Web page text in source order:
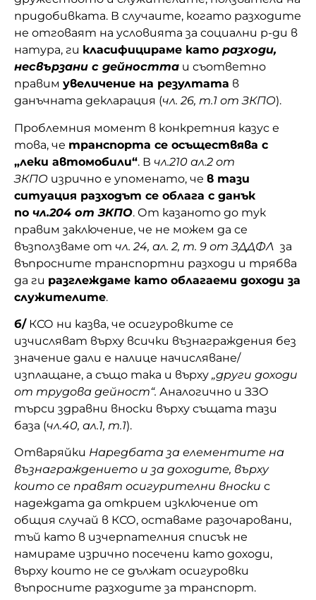
придобивката. В случаите, когато разходите
не отговаят на условията за социални р-ди в
натура, ги класифицираме като разходи,
несвързани с дейността и съответно
правим увеличение на резултата в
данъчната декларация (чл. 26, т.1 от ЗКПО).
Проблемния момент в конкретния казус е
това, че транспорта се осъществява с
„леки автомобили“. В чл.210 ал.2 от
ЗКПО изрично е упоменато, че в тази
ситуация разходът се облага с данък
по чл.204 от ЗКПО. От казаното до тук
правим заключение, че не можем да се
възползваме от чл. 24, ал. 2, т. 9 от ЗДДФЛ за
въпросните транспортни разходи и трябва
да ги разглеждаме като облагаеми доходи за
служителите.
б/КСО ни казва, че осигуровките се
изчисляват върху всички възнаграждения без
значение дали е налице начисляване/
изплащане, а също така и върху „други доходи
от трудова дейност“. Аналогично и ЗЗО
търси здравни вноски върху същата тази
база (чл.40, ал.1, т.1).
Отваряйки Наредбата за елементите на
възнаграждението и за доходите, върху
които се правят осигурителни вноски с
надеждата да открием изключение от
общия случай в КСО, оставаме разочаровани,
тъй като в изчерпателния списък не
намираме изрично посечени като доходи,
върху които не се дължат осигуровки
въпросните разходите за транспорт.